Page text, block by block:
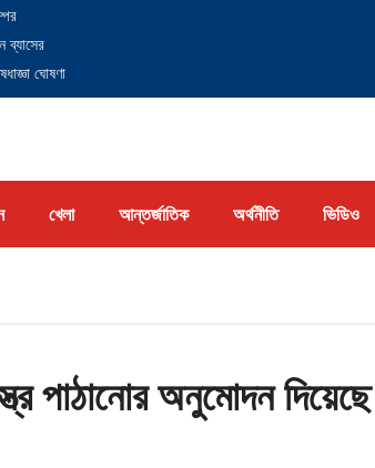
ব্যাসের
ঘোষণা
খেলা আন্তর্জাতিক অর্থনীতি ভিডিও
পাঠানোর অনুমোদন দিয়েছে